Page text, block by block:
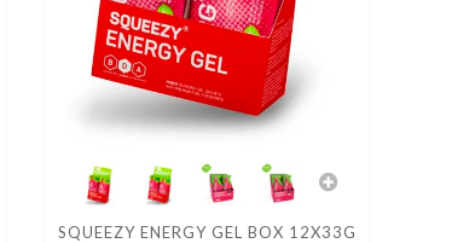
SQUEEZY ENERGY GEL BOX 12X33G